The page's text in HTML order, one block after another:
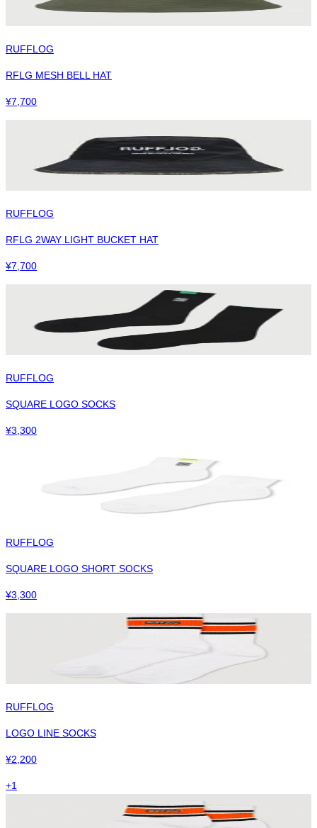
RUFFLOG
RFLG MESH BELL HAT
¥7,700
RUFFLOG
RFLG 2WAY LIGHT BUCKET HAT
¥7,700
RUFFLOG
SQUARE LOGO SOCKS
¥3,300
RUFFLOG
SQUARE LOGO SHORT SOCKS
¥3,300
RUFFLOG
LOGO LINE SOCKS
¥2,200
+1